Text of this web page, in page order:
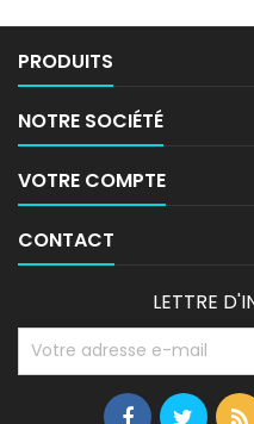
PRODUITS
NOTRE SOCIÉTÉ
VOTRE COMPTE
CONTACT
LETTRE